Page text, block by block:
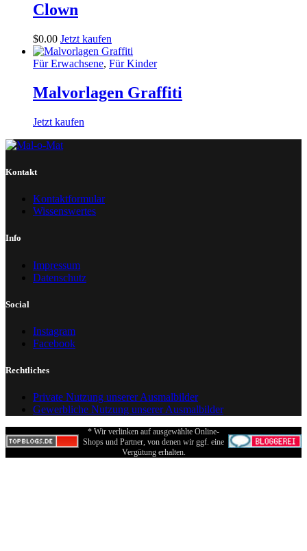
Clown
$0.00 Jetzt kaufen
Für Erwachsene, Für Kinder
Malvorlagen Graffiti
Jetzt kaufen
Kontakt
Kontaktformular
Wissenswertes
Info
Impressum
Datenschutz
Social
Instagram
Facebook
Rechtliches
Private Nutzung unserer Ausmalbilder
Gewerbliche Nutzung unserer Ausmalbilder
* Wir verlinken auf ausgewählte Online-
Shops und Partner, von denen wir ggf. eine
Vergütung erhalten.